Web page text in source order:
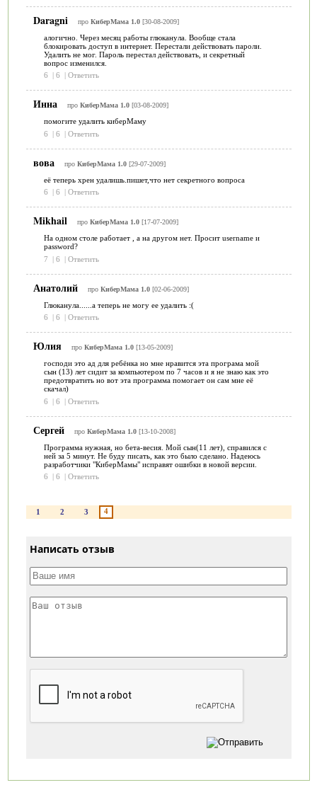
Daragni про КиберМама 1.0[30-08-2009]
алогично. Через месяц работы глюканула. Вообще стала
блокировать доступ в интернет. Перестали действовать пароли.
Удалить не мог. Пароль перестал действовать, и секретный
вопрос изменился.
6
| 6 | Ответить
Инна про КиберМама 1.0[03-08-2009]
помогите удалить киберМаму
6
| 6 | Ответить
вова про КиберМама 1.0[29-07-2009]
её теперь хрен удалишь.пишет,что нет секретного вопроса
6
| 6 | Ответить
Mikhail про КиберМама 1.0[17-07-2009]
На одном столе работает , а на другом нет. Просит username и
password?
7
| 6 | Ответить
Анатолий про КиберМама 1.0[02-06-2009]
Глюканула......а теперь не могу ее удалить :(
6
| 6 | Ответить
Юлия про КиберМама 1.0[13-05-2009]
господи это ад для ребёнка но мне нравится эта програма мой
сын (13) лет сидит за компьютером по 7 часов и я не знаю как это
предотвратить но вот эта программа помогает он сам мне её
скачал)
6
| 6 | Ответить
Сергей про КиберМама 1.0[13-10-2008]
Программа нужная, но бета-весия. Мой сын(11 лет), справился с
ней за 5 минут. Не буду писать, как это было сделано. Надеюсь
разработчики "КиберМамы" исправят ошибки в новой версии.
6
| 6 | Ответить
1 2 3 4
Написать отзыв